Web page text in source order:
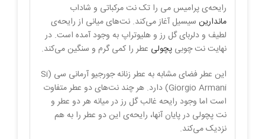
رایحه‌ی پرامیس می را تک نت مرکباتی و شاداب
ماندارینسیسیل آغاز می‌کند. نت‌های میانی از رایحه‌ی
لطیف و دلربای گل رز و هلیوتراپ به وجود آمده است. در
نهایت نت چوبی پچولی عطر را کمی گرم و سنگین می‌کند.
این عطر فضای مشابه به عطر زنانه جورجیو آرمانی سی (Si
Giorgio Armani) دارد. هر چند نت‌های دو عطر متفاوت
است اما وجود رایحه غالب گل رز در میانه هر دو عطر و
نت پچولی در پایان آنها، رایحه‌ی این دو عطر را به هم
نزدیک می‌کند‌.